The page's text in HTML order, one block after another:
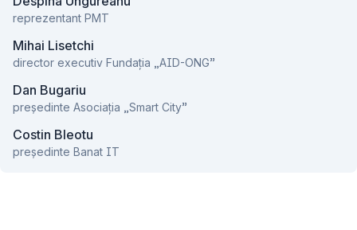
reprezentant PMT
Mihai Lisetchi
director executiv Fundația „AID-ONG”
Dan Bugariu
președinte Asociația „Smart City”
Costin Bleotu
președinte Banat IT